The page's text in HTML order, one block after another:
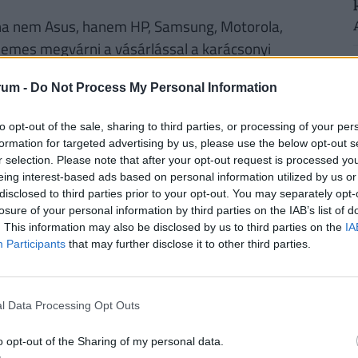
- Do Not Process My Personal Information
opt-out of the sale, sharing to third parties, or processing of your
for targeted advertising by us, please use the below opt-out
selection. Please note that after your opt-out request is processed
interest-based ads based on personal information utilized by us
to third parties prior to your opt-out. You may separately
of your personal information by third parties on the IAB’s list of
This information may also be disclosed by us to third parties on the
Participants that may further disclose it to other third parties.
Data Processing Opt Outs
opt-out of the Sharing of my personal data.
Asus, hanem HP, Samsung, Motorola,
megvárni a vásárlással a karácsonyi
HA NYUGDÍJBA MEGY: EGYSZERŰ
örvendenek anyugdíjmegtakarítási
. Mivel évtizedekre előre tekintve az
garancia, úgy tűnik ez időskori
Demennyi pénzhez is juthatunk egy
a cikkben, illetve a Pénzcentrumnyugdíj